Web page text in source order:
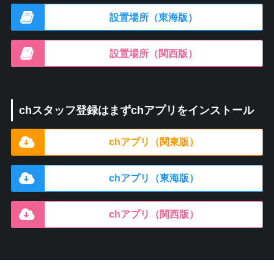
設置場所（東海版）
設置場所（関西版）
chスタッフ登録はまずchアプリをインストール
chアプリ（関東版）
chアプリ（東海版）
chアプリ（関西版）